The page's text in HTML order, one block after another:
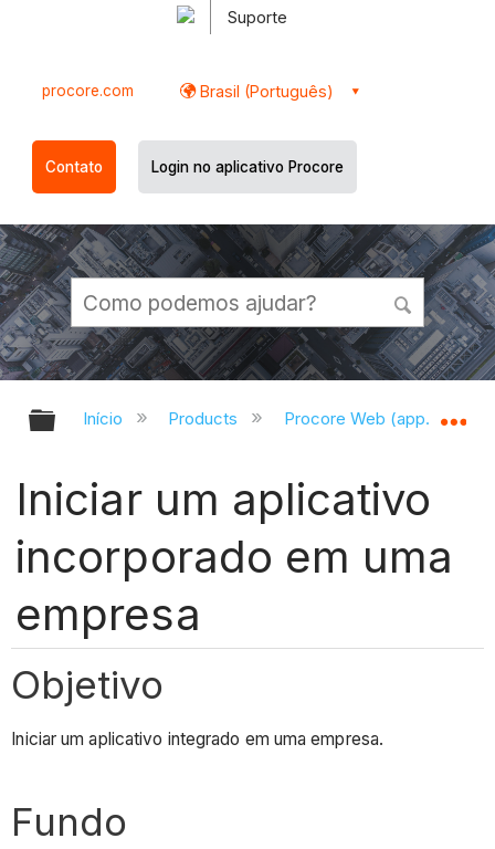
Suporte
procore.com Brasil (Português)
Contato Login no aplicativo Procore
Expandir/recolher hierarquia
Início Products Procore Web
Iniciar um aplicativo
incorporado em uma
empresa
Objetivo
Iniciar um aplicativo integrado em uma empresa.
Fundo